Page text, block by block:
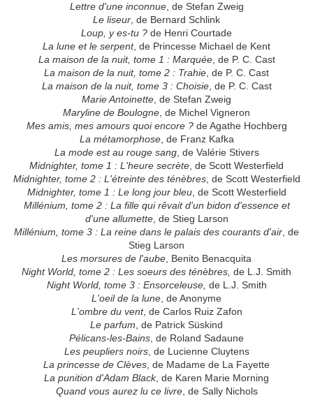
Lettre d'une inconnue, de Stefan Zweig
Le liseur , de Bernard Schlink
Loup, y es-tu ? de Henri Courtade
La lune et le serpent, de Princesse Michael de Kent
La maison de la nuit, tome 1 : Marquée, de P. C. Cast
La maison de la nuit, tome 2 : Trahie , de P. C. Cast
La maison de la nuit, tome 3 : Choisie, de P. C. Cast
Marie Antoinette , de Stefan Zweig
Maryline de Boulogne , de Michel Vigneron
Mes amis, mes amours quoi encore ?de Agathe Hochberg
La métamorphose, de Franz Kafka
La mode est au rouge sang, de Valérie Stivers
Midnighter, tome 1 : L'heure secrète , de Scott Westerfield
Midnighter, tome 2 : L'étreinte des ténèbres, de Scott Westerfield
Midnighter, tome 1 : Le long jour bleu, de Scott Westerfield
Millénium, tome 2 : La fille qui rêvait d'un bidon d'essence et
d'une allumette, de Stieg Larson
Millénium, tome 3 : La reine dans le palais des courants d'air , de
Stieg Larson
Les morsures de l'aube , Benito Benacquita
Night World, tome 2 : Les soeurs des ténèbres, de L.J. Smith
Night World, tome 3 : Ensorceleuse, de L.J. Smith
L'oeil de la lune , de Anonyme
L'ombre du vent, de Carlos Ruiz Zafon
Le parfum , de Patrick Süskind
Pélicans-les-Bains , de Roland Sadaune
Les peupliers noirs, de Lucienne Cluytens
La princesse de Clèves , de Madame de La Fayette
La punition d'Adam Black, de Karen Marie Morning
Quand vous aurez lu ce livre, de Sally Nichols